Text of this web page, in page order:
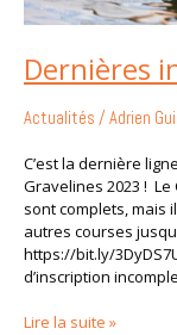
Dernières
Actualités / Adrien
C’est la dernière
Gravelines 2023 ! Le
sont complets, mais
autres courses
https://bit.ly/
d’inscription
Lire la suite »